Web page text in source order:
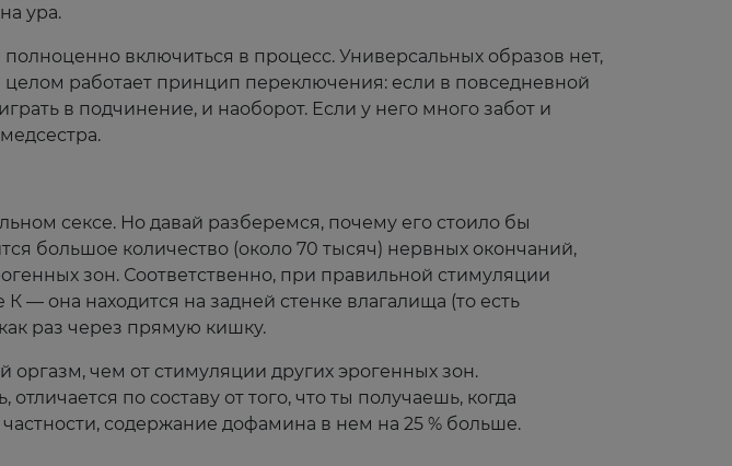
ура.
включиться в процесс. Универсальных образов нет,
работает принцип переключения: если в повседневной
в подчинение, и наоборот. Если у него много забот и
сексе. Но давай разберемся, почему его стоило бы
большое количество (около 70 тысяч) нервных окончаний,
зон. Соответственно, при правильной стимуляции
— она находится на задней стенке влагалища (то есть
раз через прямую кишку.
чем от стимуляции других эрогенных зон.
по составу от того, что ты получаешь, когда
содержание дофамина в нем на 25 % больше.